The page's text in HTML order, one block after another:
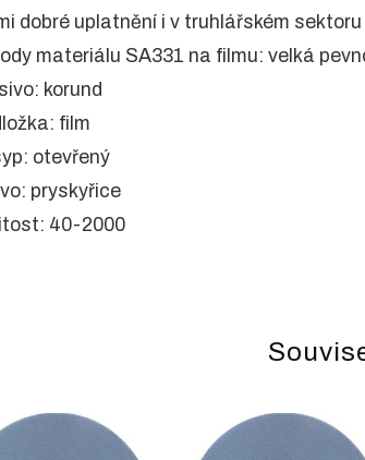
dobré uplatnění i v truhlářském sektoru
materiálu SA331 na filmu: velká
korund
film
otevřený
pryskyřice
40-2000